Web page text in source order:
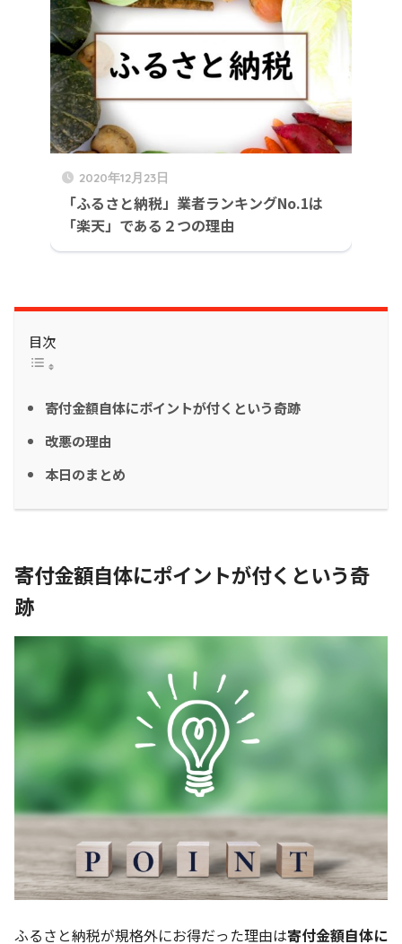
2020年12月23日
「ふるさと納税」業者ランキングNo.1は
「楽天」である２つの理由
目次
寄付金額自体にポイントが付くという奇跡
改悪の理由
本日のまとめ
寄付金額自体にポイントが付くという奇
跡
ふるさと納税が規格外にお得だった理由は寄付金額自体に